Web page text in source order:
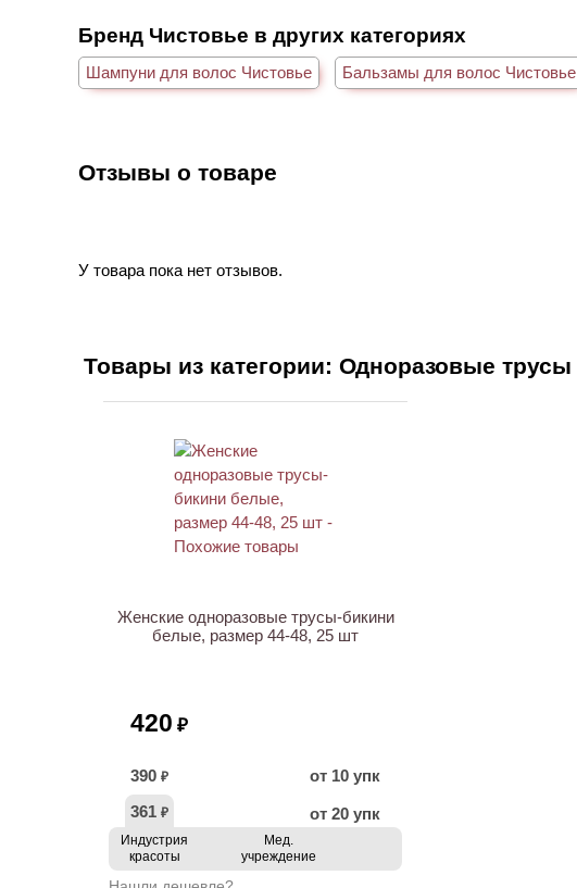
Бренд Чистовье в других категориях
Шампуни для волос Чистовье Бальзамы для волос Чистовье
Отзывы о товаре
У товара пока нет отзывов.
Товары из категории: Одноразовые трусы
Женские одноразовые трусы-бикини
белые, размер 44-48, 25 шт
420 ₽
390 ₽
от 10 упк
361 ₽ от 20 упк
Индустрия
красоты
Мед.
учреждение